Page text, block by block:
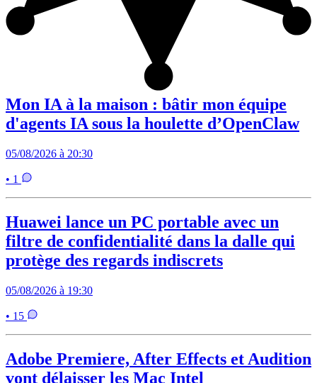
Mon IA à la maison : bâtir mon équipe
d'agents IA sous la houlette d’OpenClaw
05/08/2026 à 20:30
• 1
Huawei lance un PC portable avec un
filtre de confidentialité dans la dalle qui
protège des regards indiscrets
05/08/2026 à 19:30
• 15
Adobe Premiere, After Effects et Audition
vont délaisser les Mac Intel